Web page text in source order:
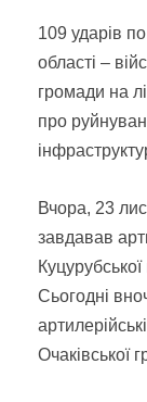
109 ударів
області –
громади на
про
Вчора, 23
завдавав
Сьогодні
Очаківської